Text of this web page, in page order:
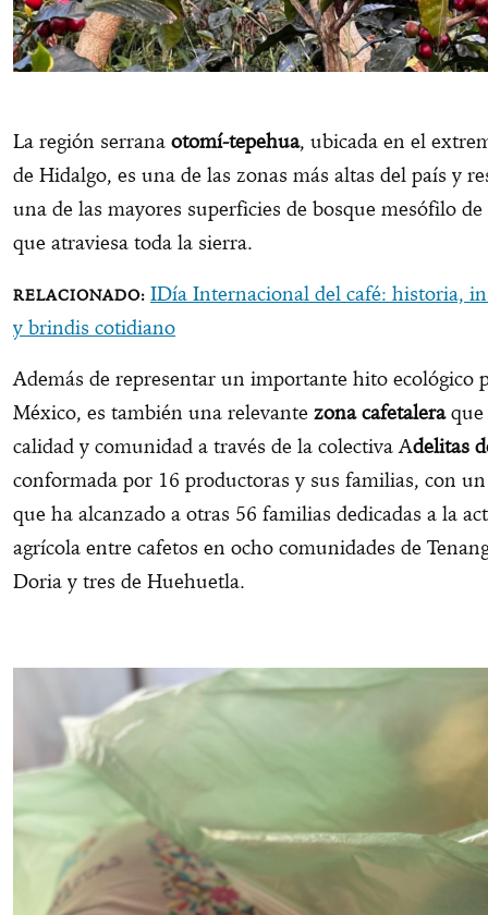
La región serrana otomí-tepehua, ubicada en el
de Hidalgo, es una de las zonas más altas del país y
una de las mayores superficies de bosque mesófilo
que atraviesa toda la sierra.
IDía Internacional del café: historia,
y brindis cotidiano
Además de representar un importante hito ecológico
México, es también una relevante zona cafetalera
calidad y comunidad a través de la colectiva Adelitas
conformada por 16 productoras y sus familias, con
que ha alcanzado a otras 56 familias dedicadas a la
agrícola entre cafetos en ocho comunidades de
Doria y tres de Huehuetla.